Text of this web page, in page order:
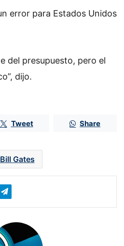
error para Estados Unidos
del presupuesto, pero el
dijo.
Tweet Share
Bill Gates